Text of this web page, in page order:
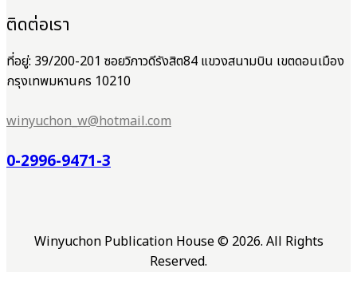
ติดต่อเรา
ที่อยู่: 39/200-201 ซอยวิภาวดีรังสิต84 แขวงสนามบิน เขตดอนเมือง
กรุงเทพมหานคร 10210
winyuchon_w@hotmail.com
0-2996-9471-3
Winyuchon Publication House © 2026. All Rights
Reserved.